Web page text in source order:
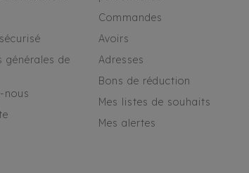
générales de
nous
Commandes
Avoirs
Adresses
Bons de réduction
Mes listes de souhaits
Mes alertes